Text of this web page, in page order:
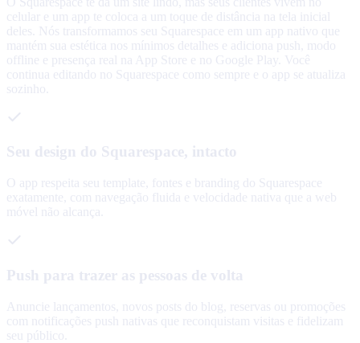
celular e um app te coloca a um toque de distância na tela inicial
deles. Nós transformamos seu Squarespace em um app nativo que
mantém sua estética nos mínimos detalhes e adiciona push, modo
offline e presença real na App Store e no Google Play. Você
continua editando no Squarespace como sempre e o app se atualiza
sozinho.
Seu design do Squarespace, intacto
O app respeita seu template, fontes e branding do Squarespace
exatamente, com navegação fluida e velocidade nativa que a web
móvel não alcança.
Push para trazer as pessoas de volta
Anuncie lançamentos, novos posts do blog, reservas ou promoções
com notificações push nativas que reconquistam visitas e fidelizam
seu público.